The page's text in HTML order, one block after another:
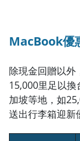
MacBook優
除現金回贈以外
15,000里足以
加坡等地，如
送出行李箱迎新